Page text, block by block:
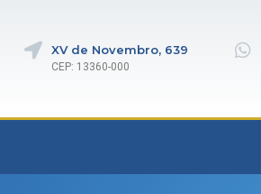
XV de Novembro, 639
CEP: 13360-000